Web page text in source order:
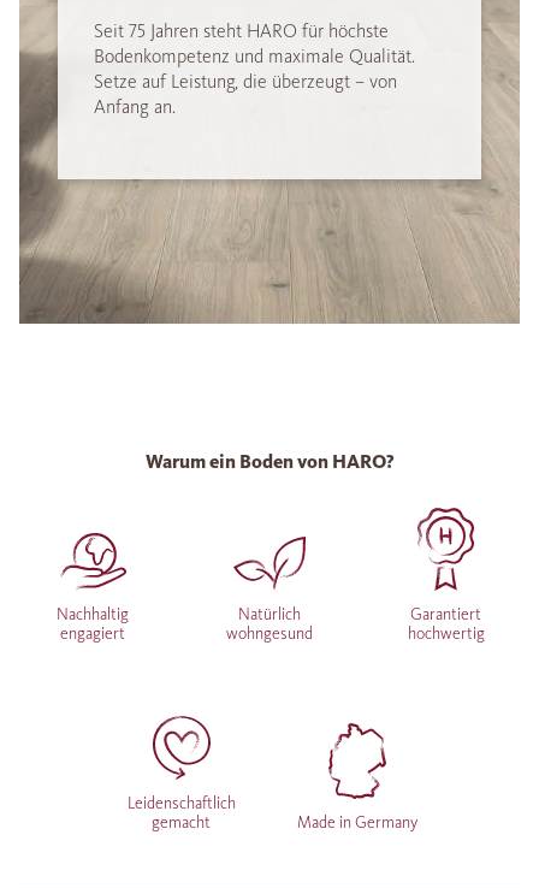
Seit 75 Jahren steht HARO für höchste
Bodenkompetenz und maximale Qualität.
Setze auf Leistung, die überzeugt – von
Anfang an.
Warum ein Boden von HARO?
Nachhaltig
engagiert
Natürlich
wohngesund
Garantiert
hochwertig
Leidenschaftlich
gemacht
Made in Germany